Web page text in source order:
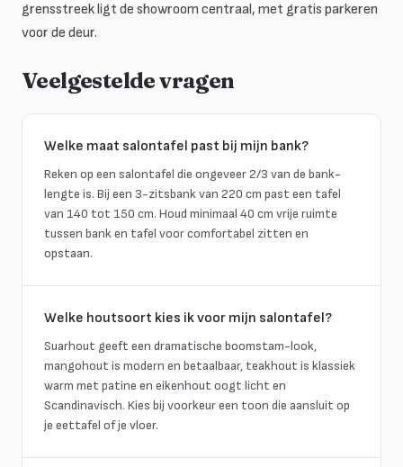
grensstreek ligt de showroom centraal, met gratis parkeren
voor de deur.
Veelgestelde vragen
Welke maat salontafel past bij mijn bank?
Reken op een salontafel die ongeveer 2/3 van de bank-
lengte is. Bij een 3-zitsbank van 220 cm past een tafel
van 140 tot 150 cm. Houd minimaal 40 cm vrije ruimte
tussen bank en tafel voor comfortabel zitten en
opstaan.
Welke houtsoort kies ik voor mijn salontafel?
Suarhout geeft een dramatische boomstam-look,
mangohout is modern en betaalbaar, teakhout is klassiek
warm met patine en eikenhout oogt licht en
Scandinavisch. Kies bij voorkeur een toon die aansluit op
je eettafel of je vloer.